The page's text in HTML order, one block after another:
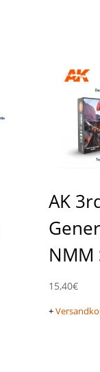
AK
NMM
15,40€
+